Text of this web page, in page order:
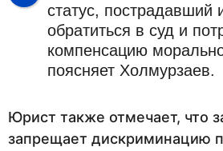
статус, пострадавший
обратиться в суд и
компенсацию
поясняет Холмурзаев.
Юрист также отмечает, что
запрещает дискриминацию